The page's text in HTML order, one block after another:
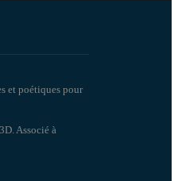
et poétiques pour
Associé à